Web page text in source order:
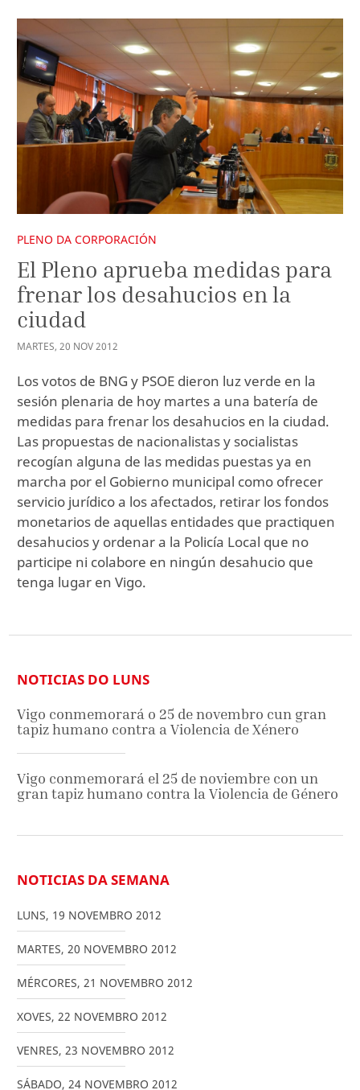
PLENO DA CORPORACIÓN
El Pleno aprueba medidas para
frenar los desahucios en la
ciudad
MARTES, 20 NOV2012
Los votos de BNG y PSOE dieron luz verde en la
sesión plenaria de hoy martes a una batería de
medidas para frenar los desahucios en la ciudad.
Las propuestas de nacionalistas y socialistas
recogían alguna de las medidas puestas ya en
marcha por el Gobierno municipal como ofrecer
servicio jurídico a los afectados, retirar los fondos
monetarios de aquellas entidades que practiquen
desahucios y ordenar a la Policía Local que no
participe ni colabore en ningún desahucio que
tenga lugar en Vigo.
NOTICIAS DO LUNS
Vigo conmemorará o 25 de novembro cun gran
tapiz humano contra a Violencia de Xénero
Vigo conmemorará el 25 de noviembre con un
gran tapiz humano contra la Violencia de Género
NOTICIAS DA SEMANA
LUNS, 19 NOVEMBRO 2012
MARTES, 20 NOVEMBRO 2012
MÉRCORES, 21 NOVEMBRO 2012
XOVES, 22 NOVEMBRO 2012
VENRES, 23 NOVEMBRO 2012
SÁBADO, 24 NOVEMBRO 2012